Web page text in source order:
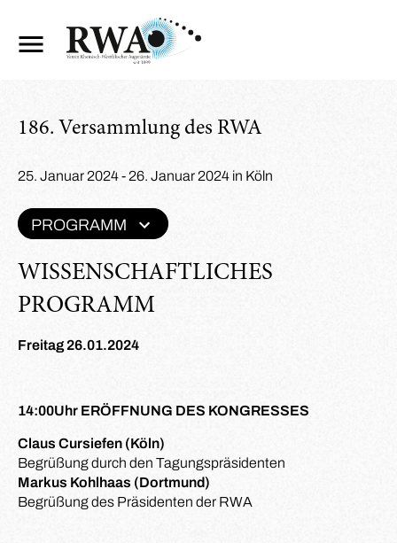
186. Versammlung des RWA
WISSENSCHAFTLICHES
PROGRAMM
Freitag 26.01.2024
14:00Uhr ERÖFFNUNG DES KONGRESSES
Claus Cursiefen (Köln)
Begrüßung durch den Tagungspräsidenten
Markus Kohlhaas (Dortmund)
Begrüßung des Präsidenten der RWA
25. Januar 2024 - 26. Januar 2024 in Köln
PROGRAMM